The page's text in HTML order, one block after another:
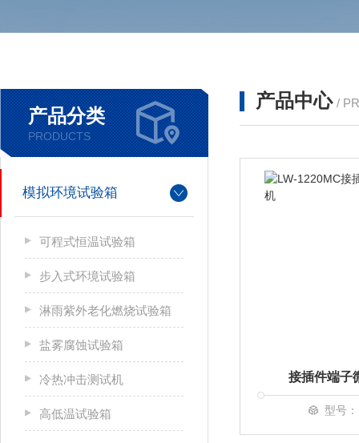
产品分类
PRODUCTS
模拟环境试验箱
可程式恒温试验箱
步入式环境试验箱
淋雨紫外老化燃烧试验箱
盐雾腐蚀试验箱
冷热冲击测试机
高低温试验箱
产品中心 /
接插件端子
型号